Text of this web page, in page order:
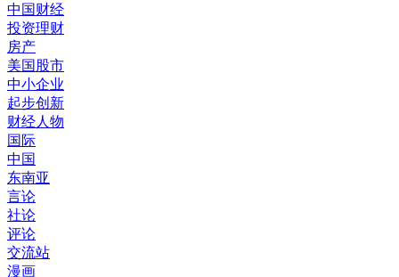
中国财经
投资理财
房产
美国股市
中小企业
起步创新
财经人物
国际
中国
东南亚
言论
社论
评论
交流站
漫画